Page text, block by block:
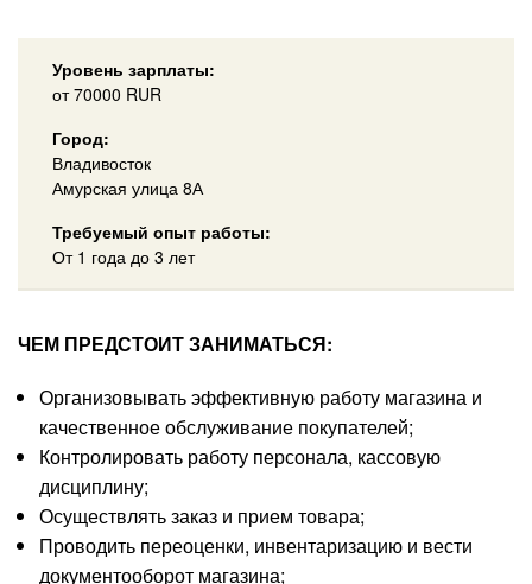
Уровень зарплаты:
от70000 RUR
Город:
Владивосток
Амурская улица 8А
Требуемый опыт работы:
От 1 года до 3 лет
ЧЕМ ПРЕДСТОИТ ЗАНИМАТЬСЯ:
Организовывать эффективную работу магазина и
качественное обслуживание покупателей;
Контролировать работу персонала, кассовую
дисциплину;
Осуществлять заказ и прием товара;
Проводить переоценки, инвентаризацию и вести
документооборот магазина;